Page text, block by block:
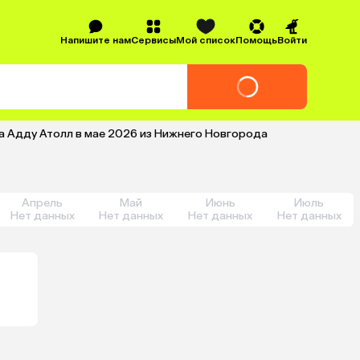
Напишите намСервисыМой списокПомощьВойти
Адду Атолл в мае 2026 из Нижнего Новгорода
Апрель
Нет данных
Май
Нет данных
Июнь
Нет данных
Июль
Нет данных